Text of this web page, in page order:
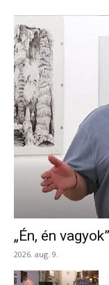
„Én, én vagyok”
2026. aug. 9.